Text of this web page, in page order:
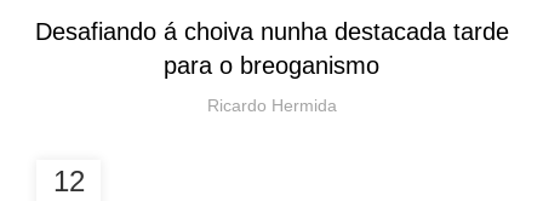
Desafiando á choiva nunha destacada tarde
para o breoganismo
Ricardo Hermida
12